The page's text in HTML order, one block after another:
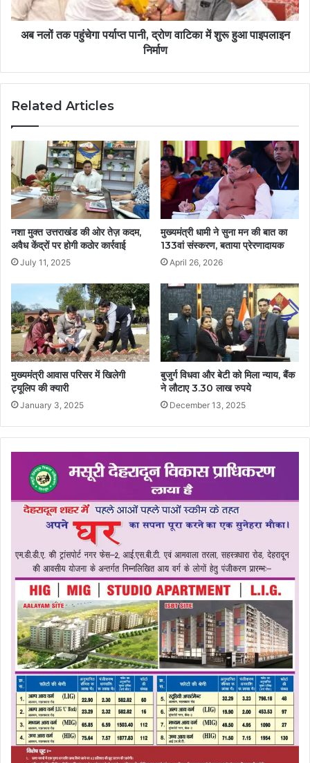
अब नलों तक पहुंचेगा पर्याप्त पानी, द्रोण वाटिका में शुरू हुआ पाइपलाइन
निर्माण
Related Articles
नशा मुक्त उत्तराखंड की ओर तेज़ कदम,
अवैध केंद्रों पर होगी कठोर कार्रवाई
July 11, 2025
मुख्यमंत्री धामी ने सुना मन की बात का
133वां संस्करण, बताया प्रेरणादायक
April 26, 2026
मुख्यमंत्री आवास परिसर में खिलेगी
ट्यूलिप की क्यारी
January 3, 2025
बुजुर्ग विधवा और बेटी को मिला न्याय, बैंक
ने लौटाए 3.30 लाख रुपये
December 13, 2025